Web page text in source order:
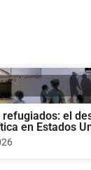
refugiados: el
en Estados